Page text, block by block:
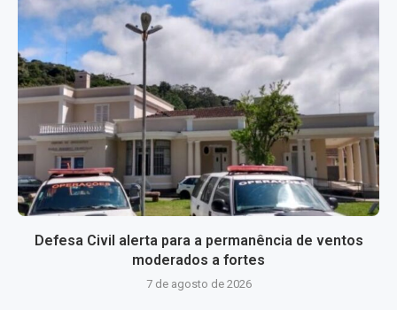
Defesa Civil alerta para a permanência de ventos
moderados a fortes
7 de agosto de 2026